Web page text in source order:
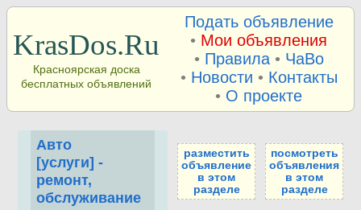
KrasDos.Ru
Красноярская доска
бесплатных объявлений
Подать объявление
• Мои объявления
• Правила• ЧаВо
• Новости • Контакты
• О проекте
Авто
[услуги] -
ремонт,
обслуживание
разместить
объявление
в этом
разделе
посмотреть
объявления
в этом
разделе